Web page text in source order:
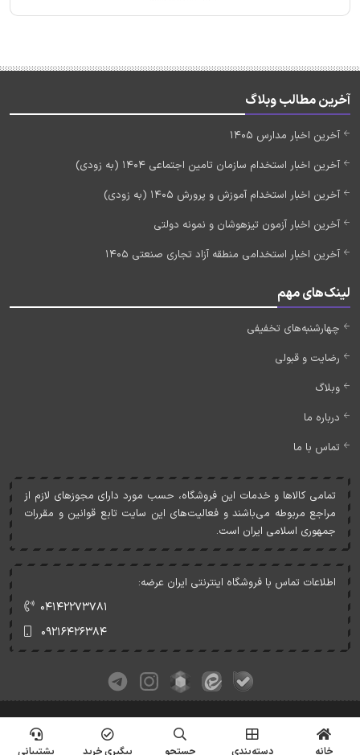
آخرین مطالب وبلاگ
آخرین اخبار مدارس 1405
آخرین اخبار استخدام سازمان تامین اجتماعی 1404 (به زودی)
آخرین اخبار استخدام آموزش و پرورش 1405 (به زودی)
آخرین اخبار آزمون تیزهوشان و نمونه دولتی
آخرین اخبار استخدامی منطقه آزاد تجاری صنعتی 1405
لینک‌های مهم
چهارشنبه‌های تخفیفی
رضایت و قبولی
وبلاگ
درباره ما
تماس با ما
تمامی کالاها و خدمات اين فروشگاه، حسب مورد دارای مجوزهای لازم از
مراجع مربوطه می‌باشند و فعاليت‌های اين سايت تابع قوانين و مقررات
جمهوری اسلامی ايران است.
اطلاعات تماس با فروشگاه اینترنتی ایران عرضه:
۰۴۱۴۲۲۷۳۷۸۱
۰۹۲۱۶۴۲۶۳۸۴
کلیه حقوق این وبسایت متعلق به ایران عرضه می‌باشد.
© Copyrights - IranArze.ir - 1405
خانه دسته‌بندی جستجو پیگیری خرید پشتیبانی